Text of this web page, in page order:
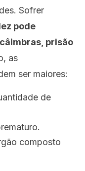
Sofrer
pode
prisão
as
ser maiores:
de
composto